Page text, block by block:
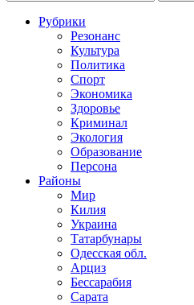
Рубрики
Резонанс
Культура
Политика
Спорт
Экономика
Здоровье
Криминал
Экология
Образование
Персона
Районы
Мир
Килия
Украина
Татарбунары
Одесская обл.
Арциз
Бессарабия
Сарата